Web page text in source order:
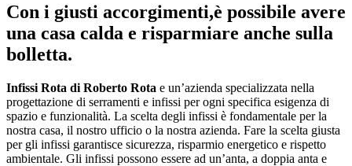
Con i giusti accorgimenti,è possibile avere
una casa calda e risparmiare anche sulla
bolletta.
Infissi Rota di Roberto Rota e un’azienda specializzata nella
progettazione di serramenti e infissi per ogni specifica esigenza di
spazio e funzionalità. La scelta degli infissi è fondamentale per la
nostra casa, il nostro ufficio o la nostra azienda. Fare la scelta giusta
per gli infissi garantisce sicurezza, risparmio energetico e rispetto
ambientale. Gli infissi possono essere ad un’anta, a doppia anta e